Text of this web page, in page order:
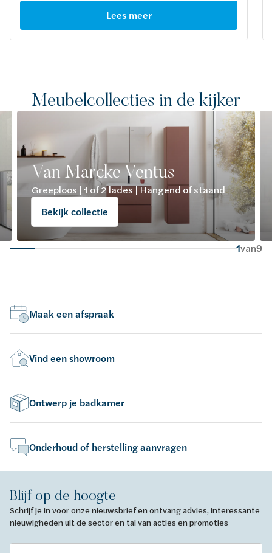
Lees meer
Meubelcollecties in de kijker
Van Marcke Ventus
Greeploos | 1 of 2 lades | Hangend of staand
Bekijk collectie
1van9
Maak een afspraak
Vind een showroom
Ontwerp je badkamer
Onderhoud of herstelling aanvragen
Blijf op de hoogte
Schrijf je in voor onze nieuwsbrief en ontvang advies, interessante
nieuwigheden uit de sector en tal van acties en promoties